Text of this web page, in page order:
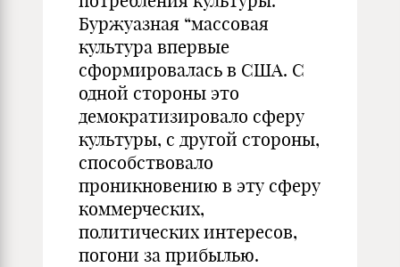
Буржуазная “массовая
культура впервые
сформировалась в США. С
одной стороны это
демократизировало сферу
культуры, с другой стороны,
способствовало
проникновению в эту сферу
коммерческих,
политических интересов,
погони за прибылью.